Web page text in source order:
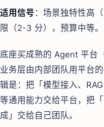
适用信号 ：场景独特性高
限（2-3 分），预算中等。
底座买成熟的 Agent 平台
业务层由内部团队用平台
辑是：把「模型接入、
等通用能力交给平台，把
成」交给自己团队。